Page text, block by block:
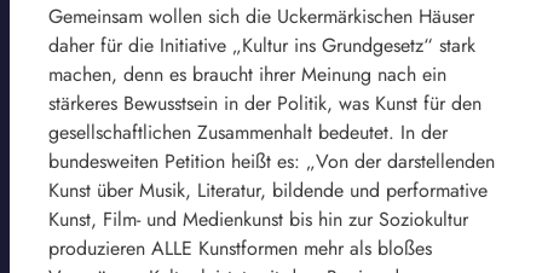
Gemeinsam wollen sich die Uckermärkischen Häuser
daher für die Initiative „Kultur ins Grundgesetz“ stark
machen, denn es braucht ihrer Meinung nach ein
stärkeres Bewusstsein in der Politik, was Kunst für den
gesellschaftlichen Zusammenhalt bedeutet. In der
bundesweiten Petition heißt es: „Von der darstellenden
Kunst über Musik, Literatur, bildende und performative
Kunst, Film- und Medienkunst bis hin zur Soziokultur
produzieren ALLE Kunstformen mehr als bloßes